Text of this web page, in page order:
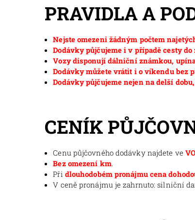
PRAVIDLA A
Nejste omezeni žádným počtem
Dodávky půjčujeme i v případě cesty
Vozy disponují dálniční známkou,
Dodávky můžete vrátit i o víkendu bez
Dodávky půjčujeme nejen na delší
CENÍK
Cenu půjčovného dodávky najdete ve
Bez omezení km.
Při dlouhodobém pronájmu cena
V ceně pronájmu je zahrnuto: silniční